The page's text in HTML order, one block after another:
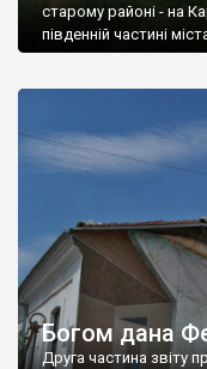
старому районі - на
південній частині
Богом дана
Друга частина звіту